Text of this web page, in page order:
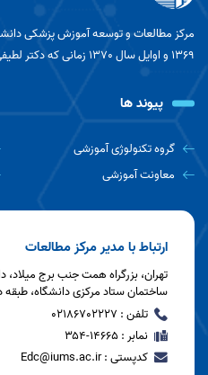
بررسی
جلسه معاون
اولین جلسه
توسعه آموزش
جلسه روز
آموزش دانشگاه
مرکز مطالعات و توسعه آموزش پزشکی
1369 و اوایل سال 1370 زمانی که دکتر لطیفی معاون آموزشی د
پیوند ها
گروه تکنولوژی آموزشی
معاونت آموزشی
ارتباط با مدیر مرکز مطالعات
تهران، بزرگراه همت جنب برج میلاد،
ساختمان ستاد مرکزی دانشگاه، طبقه
تلفن : 02186702227
نمابر : ۱۴۶۶۵-۳۵۴
کدپستی : Edc@iums.ac.ir